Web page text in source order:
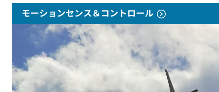
モーションセンス＆コントロール